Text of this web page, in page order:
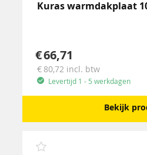
Kuras warmdakplaat
66,71
80,72 incl. btw
Levertijd 1 - 5 werkdagen
Bekijk